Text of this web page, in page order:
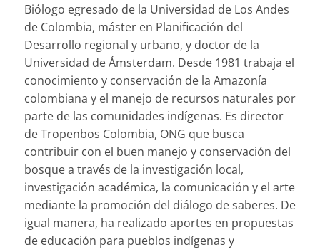
Biólogo egresado de la Universidad de Los Andes
de Colombia, máster en Planificación del
Desarrollo regional y urbano, y doctor de la
Universidad de Ámsterdam. Desde 1981 trabaja el
conocimiento y conservación de la Amazonía
colombiana y el manejo de recursos naturales por
parte de las comunidades indígenas. Es director
de Tropenbos Colombia, ONG que busca
contribuir con el buen manejo y conservación del
bosque a través de la investigación local,
investigación académica, la comunicación y el arte
mediante la promoción del diálogo de saberes. De
igual manera, ha realizado aportes en propuestas
de educación para pueblos indígenas y